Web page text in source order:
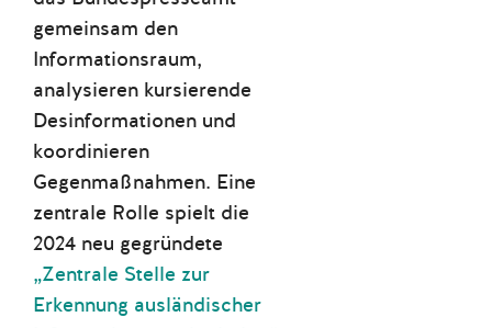
gemeinsam den
Informationsraum,
analysieren kursierende
Desinformationen und
koordinieren
Gegenmaßnahmen. Eine
zentrale Rolle spielt die
2024 neu gegründete
„Zentrale Stelle zur
Erkennung ausländischer